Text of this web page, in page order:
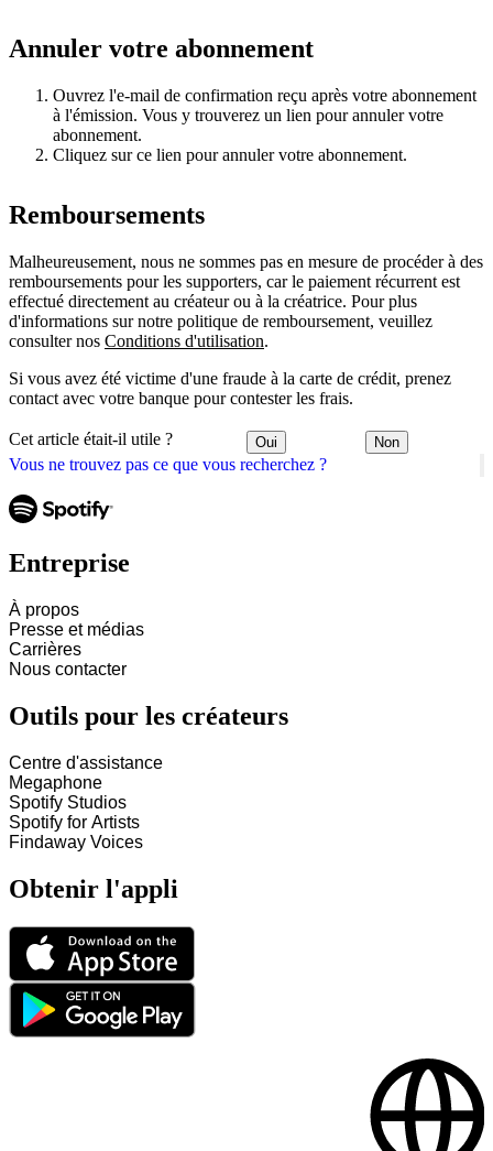
Vous ne trouvez pas ce que vous recherchez ?
Annuler votre abonnement
Ouvrez l'e-mail de confirmation reçu après votre abonnement
à l'émission. Vous y trouverez un lien pour annuler votre
abonnement.
Cliquez sur ce lien pour annuler votre abonnement.
Remboursements
Malheureusement, nous ne sommes pas en mesure de procéder à des
remboursements pour les supporters, car le paiement récurrent est
effectué directement au créateur ou à la créatrice. Pour plus
d'informations sur notre politique de remboursement, veuillez
consulter nos Conditions d'utilisation.
Si vous avez été victime d'une fraude à la carte de crédit, prenez
contact avec votre banque pour contester les frais.
Cet article était-il utile ? Oui Non
Entreprise
À propos
Presse et médias
Carrières
Nous contacter
Outils pour les créateurs
Centre d'assistance
Megaphone
Spotify Studios
Spotify for Artists
Findaway Voices
Obtenir l'appli